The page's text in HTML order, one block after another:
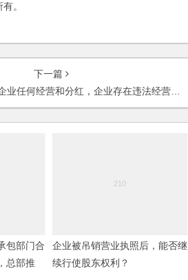
。
下一篇
营和分红，企业存在违法经营，法人代表须承担责任吗？
包部门合
总部推
企业被吊销营业执照后，能否继
续行使股东权利？